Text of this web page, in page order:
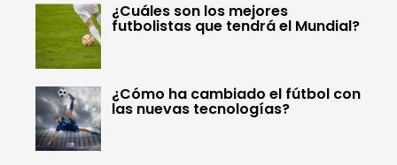
¿Cuáles son los mejores
futbolistas que tendrá el Mundial?
¿Cómo ha cambiado el fútbol con
las nuevas tecnologías?